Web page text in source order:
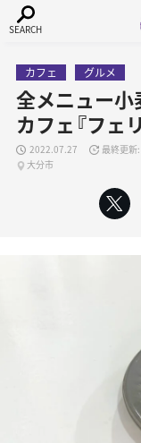
カフェ グルメ
全メニュー小
カフェ『フェ
2022.07.27
大分市